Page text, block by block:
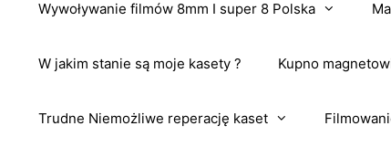
Wywoływanie filmów 8mm I super 8 Polska
W jakim stanie są moje kasety ? Kupno
Trudne Niemożliwe reperację kaset